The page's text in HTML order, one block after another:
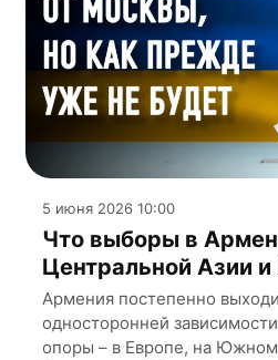
5 июня 2026 10:00
Что выборы в
Центральной Азии и
Армения постепенно
односторонней
опоры – в Европе, на Южном